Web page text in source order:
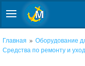
Главная » Оборудование
Средства по ремонту и